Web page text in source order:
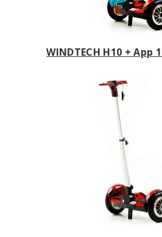
WINDTECH H10 + App